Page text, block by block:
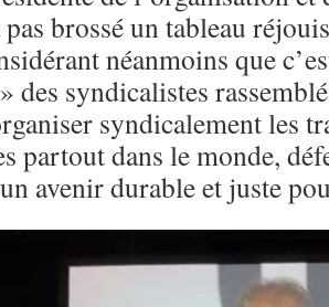
brossé un tableau
néanmoins que
des syndicalistes
syndicalement les
partout dans le monde,
avenir durable et juste